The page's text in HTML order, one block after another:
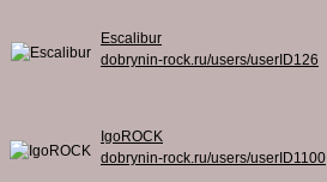
Escalibur
dobrynin-rock.ru/users/userID126
IgoROCK
dobrynin-rock.ru/users/userID1100